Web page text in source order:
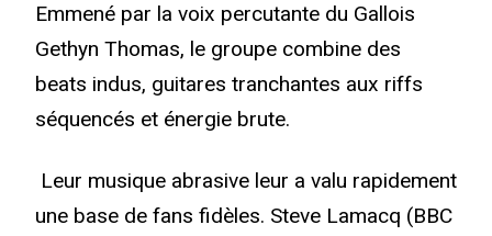
Emmené par la voix percutante du Gallois
Gethyn Thomas, le groupe combine des
beats indus, guitares tranchantes aux riffs
séquencés et énergie brute.
Leur musique abrasive leur a valu rapidement
une base de fans fidèles. Steve Lamacq (BBC